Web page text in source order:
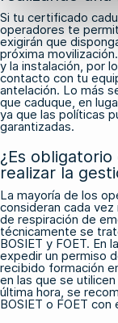
Si tu certificado
operadores te
exigirán que
próxima
y la instalación, por
contacto con tu
antelación. Lo más
que caduque, en
ya que las políticas
garantizadas.
¿Es
realizar la
La mayoría de los
consideran cada
de respiración de
técnicamente se
BOSIET y FOET. En
expedir un permiso
recibido formación
en las que se
última hora, se
BOSIET o FOET